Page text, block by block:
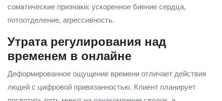
соматические признаки: ускоренное биение сердца,
потоотделение, агрессивность.
Утрата регулирования над
временем в онлайне
Деформированное ощущение времени отличает действия
людей с цифровой привязанностью. Клиент планирует